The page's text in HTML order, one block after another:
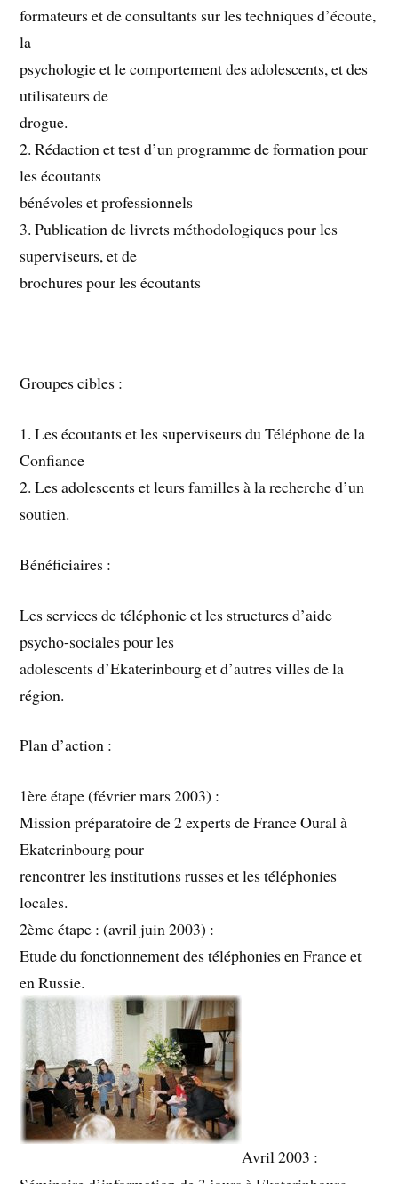
formateurs et de consultants sur les techniques d’écoute,
la
psychologie et le comportement des adolescents, et des
utilisateurs de
drogue.
2. Rédaction et test d’un programme de formation pour
les écoutants
bénévoles et professionnels
3. Publication de livrets méthodologiques pour les
superviseurs, et de
brochures pour les écoutants
Groupes cibles :
1. Les écoutants et les superviseurs du Téléphone de la
Confiance
2. Les adolescents et leurs familles à la recherche d’un
soutien.
Bénéficiaires :
Les services de téléphonie et les structures d’aide
psycho-sociales pour les
adolescents d’Ekaterinbourg et d’autres villes de la
région.
Plan d’action :
1ère étape (février mars 2003) :
Mission préparatoire de 2 experts de France Oural à
Ekaterinbourg pour
rencontrer les institutions russes et les téléphonies
locales.
2ème étape : (avril juin 2003) :
Etude du fonctionnement des téléphonies en France et
en Russie.
Avril 2003 :